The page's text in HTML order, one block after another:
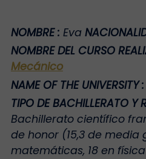
NOMBRE : Eva
NOMBRE DEL CURSO
Mecánico
NAME OF THE UNIVERSITY:
TIPO DE BACHILLERATO Y
Bachillerato científico
de honor (15,3 de media
matemáticas, 18 en